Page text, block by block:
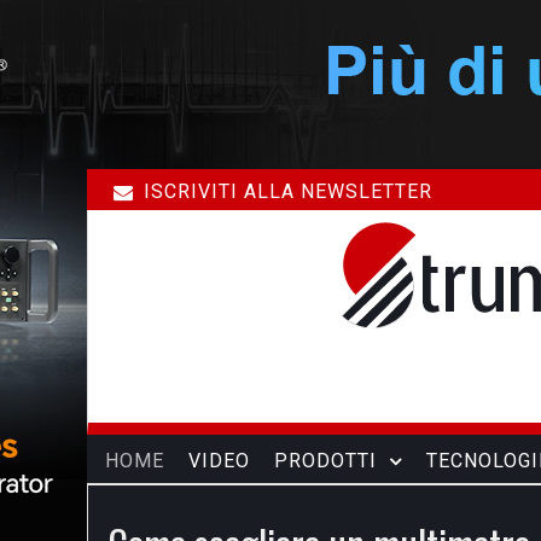
ISCRIVITI ALLA NEWSLETTER
HOME VIDEO PRODOTTI